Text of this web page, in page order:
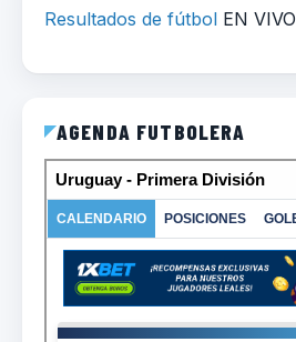
Resultados de fútbol EN VIVO
AGENDA FUTBOLERA